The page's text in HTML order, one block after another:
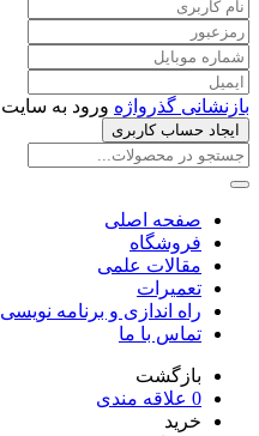
بازنشانی گذرواژه ورود به سایت
ایجاد حساب کاربری
صفحه اصلی
فروشگاه
مقالات علمی
تعمیرات
راه اندازی و برنامه نویسیCNC
تماس با ما
بازگشت
0 علاقه مندی
خرید